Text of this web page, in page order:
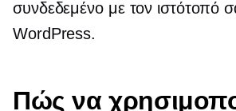
συνδεδεμένο με τον ιστότοπό
WordPress.
Πώς να